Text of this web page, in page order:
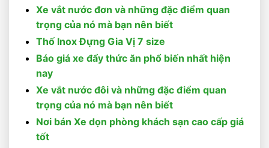
Xe vắt nước đơn và những đặc điểm quan
trọng của nó mà bạn nên biết
Thố Inox Đựng Gia Vị 7 size
Báo giá xe đẩy thức ăn phổ biến nhất hiện
nay
Xe vắt nước đôi và những đặc điểm quan
trọng của nó mà bạn nên biết
Nơi bán Xe dọn phòng khách sạn cao cấp giá
tốt